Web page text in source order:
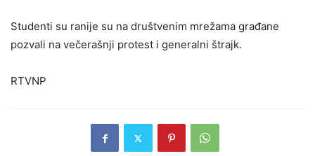
Studenti su ranije su na društvenim mrežama građane
pozvali na večerašnji protest i generalni štrajk.
RTVNP